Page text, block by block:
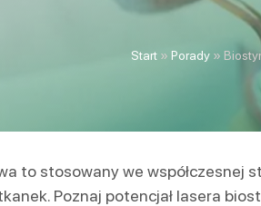
Start » Porady »
to stosowany we współczesnej
Poznaj potencjał lasera